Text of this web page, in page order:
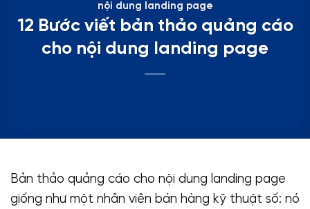
nội dung landing page
12 Bước viết bản thảo quảng cáo
cho nội dung landing page
Bản thảo quảng cáo cho nội dung landing page
giống như một nhân viên bán hàng kỹ thuật số: nó